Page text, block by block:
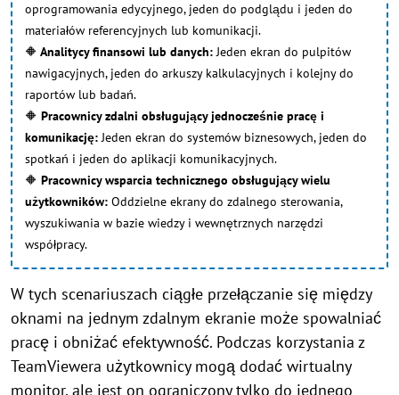
oprogramowania edycyjnego, jeden do podglądu i jeden do
materiałów referencyjnych lub komunikacji.
🔶 Analitycy finansowi lub danych:Jeden ekran do pulpitów
nawigacyjnych, jeden do arkuszy kalkulacyjnych i kolejny do
raportów lub badań.
🔶 Pracownicy zdalni obsługujący jednocześnie pracę i
komunikację:Jeden ekran do systemów biznesowych, jeden do
spotkań i jeden do aplikacji komunikacyjnych.
🔶 Pracownicy wsparcia technicznego obsługujący wielu
użytkowników: Oddzielne ekrany do zdalnego sterowania,
wyszukiwania w bazie wiedzy i wewnętrznych narzędzi
współpracy.
W tych scenariuszach ciągłe przełączanie się między
oknami na jednym zdalnym ekranie może spowalniać
pracę i obniżać efektywność. Podczas korzystania z
TeamViewera użytkownicy mogą dodać wirtualny
monitor, ale jest on ograniczony tylko do jednego